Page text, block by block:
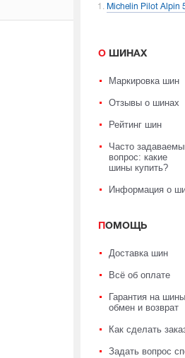
Michelin Pilot Alpin
О ШИНАХ
Маркировка шин
Отзывы о шинах
Рейтинг шин
Часто
вопрос: какие
шины купить?
Информация о
ПОМОЩЬ
Доставка шин
Всё об оплате
Гарантия на шины
обмен и возврат
Как сделать
Задать вопрос